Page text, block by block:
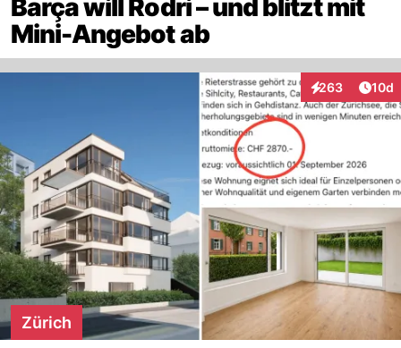
Barça will Rodri – und blitzt mit
Mini-Angebot ab
263
Interaktionen
10d
Zürich